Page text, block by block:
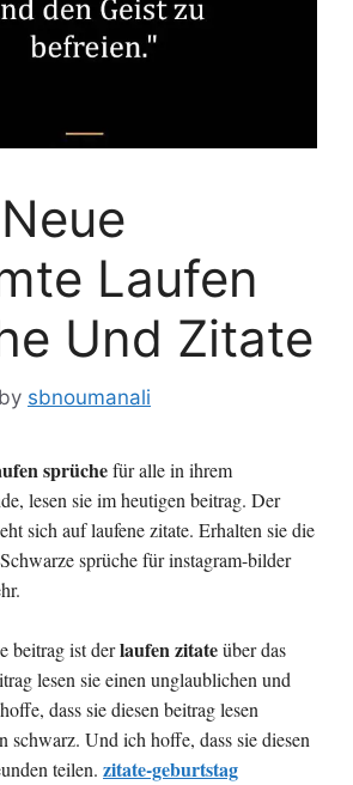
Laufen
Und Zitate
by sbnoumanali
sprüchefür alle in ihrem
lesen sie im heutigen beitrag. Der
sich auf laufene zitate. Erhalten sie die
sprüche für instagram-bilder
beitrag ist derlaufen zitateüber das
lesen sie einen unglaublichen und
dass sie diesen beitrag lesen
schwarz. Und ich hoffe, dass sie diesen
teilen. zitate-geburtstag